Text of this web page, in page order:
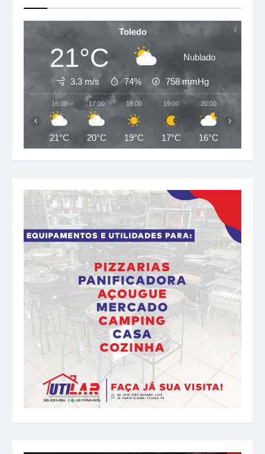
Toledo
21°C Nublado
3.3 m/s 74% 758mmHg
16:00
21°C
17:00
20°C
18:00
19°C
19:00
17°C
20:00
16°C
‹ ›